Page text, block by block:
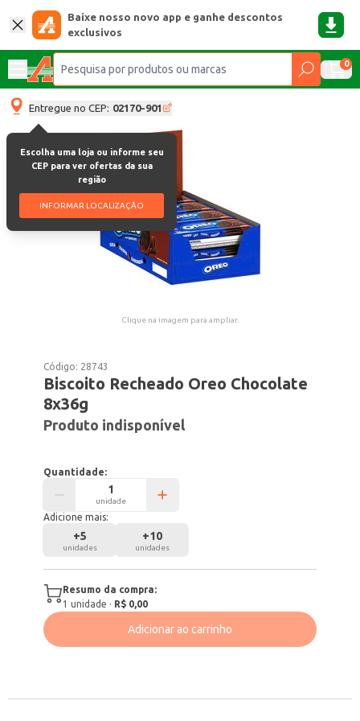
Baixe nosso novo app e ganhe descontos
exclusivos
0
Entregue no CEP: 02170-901
Escolha uma loja ou informe seu
CEP para ver ofertas da sua
região
INFORMAR LOCALIZAÇÃO
Clique na imagem para ampliar.
Código: 28743
Biscoito Recheado Oreo Chocolate
8x36g
Produto indisponível
Quantidade:
unidade
Adicione mais:
+5
unidades
+10
unidades
Resumo da compra:
1 unidade · R$ 0,00
Adicionar ao carrinho